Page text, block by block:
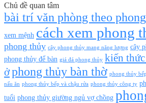
Chủ đề quan tâm
bài trí văn phòng theo
xem mệnh cách xem phong
phong thủy cây phong thủy mang năng lượng cây
phong thủy để bàn giá đá phong thủy kiến
ởphong thủy bàn thờ phong thủy
nấu ăn phong thủy bếp và chậu rửa phong thủy công ty
tuổi phong thủy giường ngủ vợ chồng